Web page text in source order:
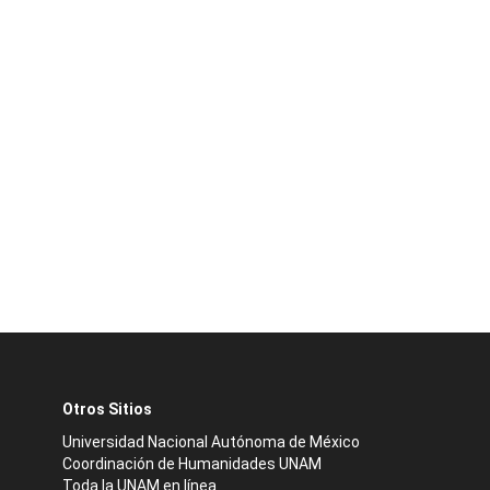
Otros Sitios
Universidad Nacional Autónoma de México
Coordinación de Humanidades UNAM
Toda la UNAM en línea